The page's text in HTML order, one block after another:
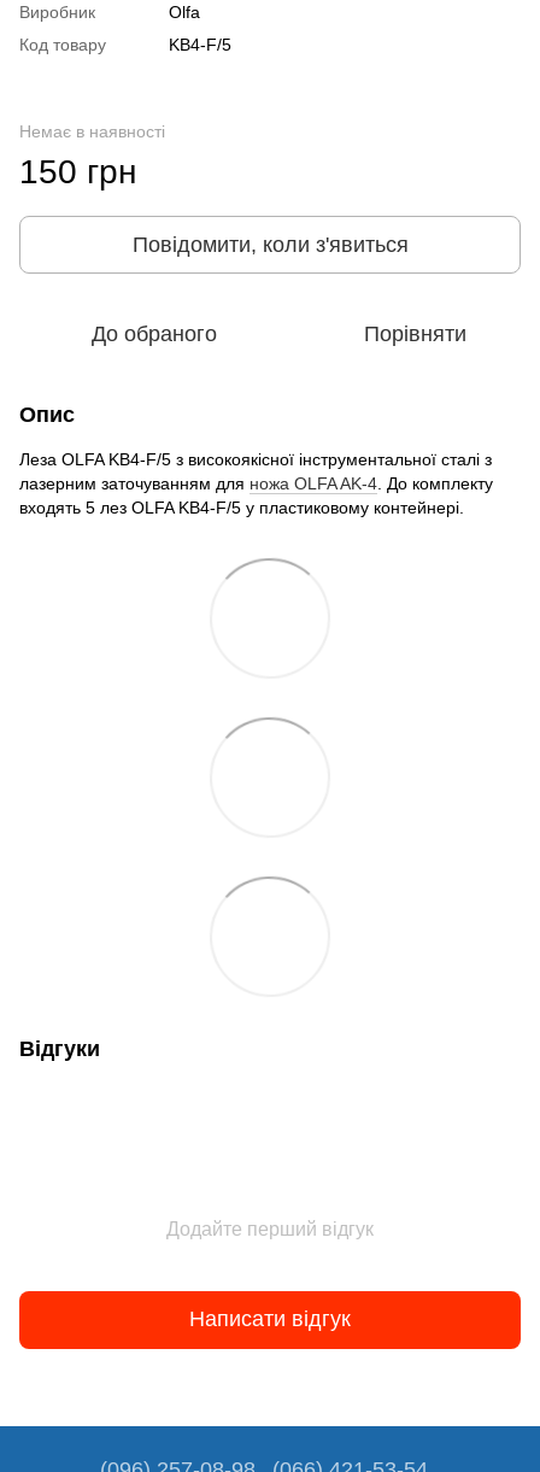
Виробник
Olfa
Код товару
KB4-F/5
Немає в наявності
150 грн
Повідомити, коли з'явиться
До обраного Порівняти
Опис
Леза OLFA KB4-F/5 з високоякісної інструментальної сталі з
лазерним заточуванням для ножа OLFA AK-4 . До комплекту
входять 5 лез OLFA KB4-F/5 у пластиковому контейнері.
Відгуки
Додайте перший відгук
Написати відгук